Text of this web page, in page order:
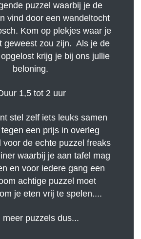
puzzel waarbij je de
vind door een wandeltocht
Kom op plekjes waar je
geweest zou zijn. Als je de
krijg je bij ons jullie
beloning.
1,5 tot 2 uur
stel zelf iets leuks samen
een prijs in overleg
voor de echte puzzel freaks
waarbij je aan tafel mag
en voor iedere gang een
achtige puzzel moet
je eten vrij te spelen....
meer puzzels dus...